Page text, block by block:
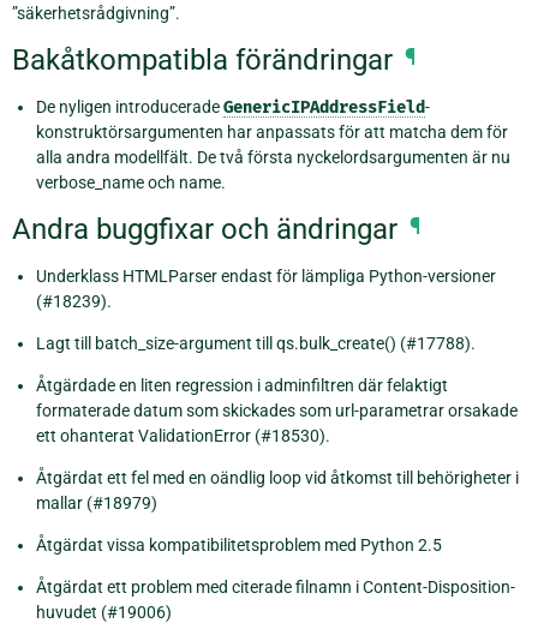
”säkerhetsrådgivning”.
Bakåtkompatibla förändringar ¶
De nyligen introduceradeGenericIPAddressField-
konstruktörsargumenten har anpassats för att matcha dem för
alla andra modellfält. De två första nyckelordsargumenten är nu
verbose_name och name.
Andra buggfixar och ändringar ¶
Underklass HTMLParser endast för lämpliga Python-versioner
(#18239).
Lagt till batch_size-argument till qs.bulk_create() (#17788).
Åtgärdade en liten regression i adminfiltren där felaktigt
formaterade datum som skickades som url-parametrar orsakade
ett ohanterat ValidationError (#18530).
Åtgärdat ett fel med en oändlig loop vid åtkomst till behörigheter i
mallar (#18979)
Åtgärdat vissa kompatibilitetsproblem med Python 2.5
Åtgärdat ett problem med citerade filnamn i Content-Disposition-
huvudet (#19006)